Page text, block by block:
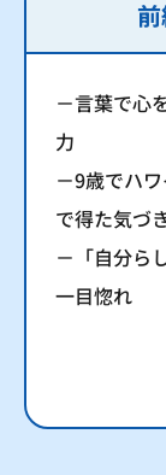
－言葉で心
力
－9歳でハ
で得た気づ
－「自分ら
一目惚れ